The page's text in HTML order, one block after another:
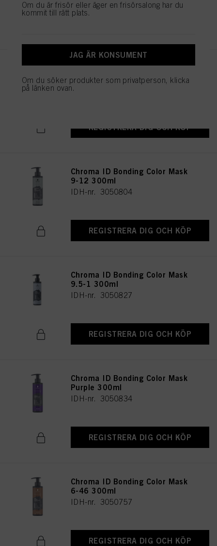
Chroma ID Bonding Color Mask
Blue 300ml
IDH-nr. 3050830
REGISTRERA DIG OCH KÖP
Chroma ID Bonding Color Mask
9-12 300ml
IDH-nr. 3050804
REGISTRERA DIG OCH KÖP
Chroma ID Bonding Color Mask
9.5-1 300ml
IDH-nr. 3050827
REGISTRERA DIG OCH KÖP
Chroma ID Bonding Color Mask
Purple 300ml
IDH-nr. 3050834
REGISTRERA DIG OCH KÖP
Chroma ID Bonding Color Mask
6-46 300ml
IDH-nr. 3050757
REGISTRERA DIG OCH KÖP
Om du är frisör eller äger en frisörsalong har du
kommit till rätt plats.
JAG ÄR KONSUMENT
Om du söker produkter som privatperson, klicka
på länken ovan.